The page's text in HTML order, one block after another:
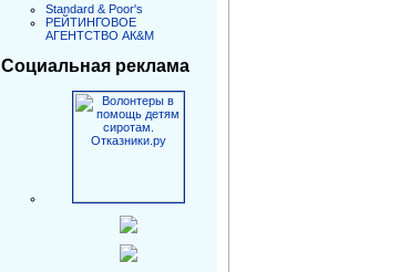
Standard & Poor's
РЕЙТИНГОВОЕ
АГЕНТСТВО АК&M
Социальная реклама